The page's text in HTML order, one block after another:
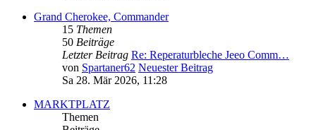
Grand Cherokee, Commander
15 Themen
50 Beiträge
Letzter Beitrag Re: Reperaturbleche Jeeo Comm…
von Spartaner62 Neuester Beitrag
Sa 28. Mär 2026, 11:28
MARKTPLATZ
Themen